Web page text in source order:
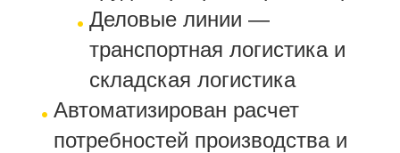
Деловые линии —
транспортная логистика и
складская логистика
Автоматизирован расчет
потребностей производства и